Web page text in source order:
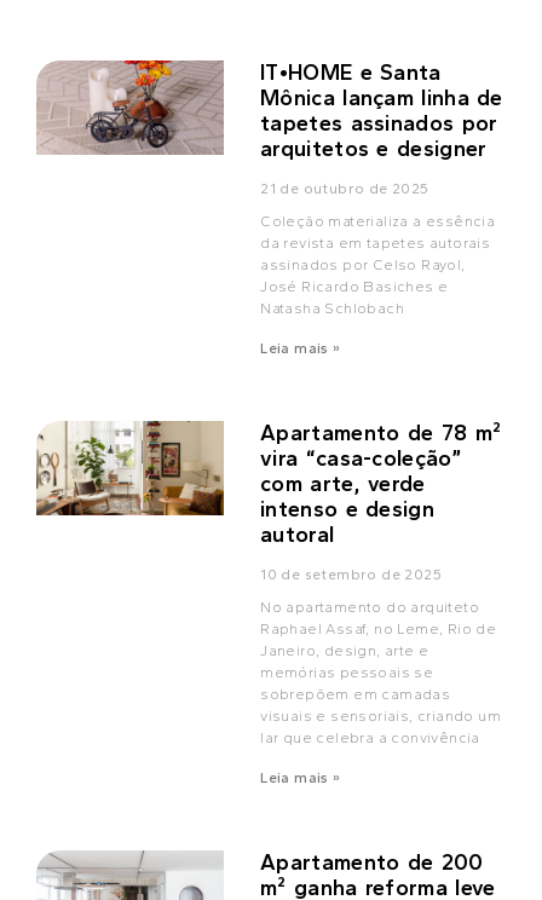
IT•HOME e Santa
Mônica lançam linha de
tapetes assinados por
arquitetos e designer
21 de outubro de 2025
Coleção materializa a essência
da revista em tapetes autorais
assinados por Celso Rayol,
José Ricardo Basiches e
Natasha Schlobach
Leia mais »
Apartamento de 78 m²
vira “casa-coleção”
com arte, verde
intenso e design
autoral
10 de setembro de 2025
No apartamento do arquiteto
Raphael Assaf, no Leme, Rio de
Janeiro, design, arte e
memórias pessoais se
sobrepõem em camadas
visuais e sensoriais, criando um
lar que celebra a convivência
Leia mais »
Apartamento de 200
m² ganha reforma leve